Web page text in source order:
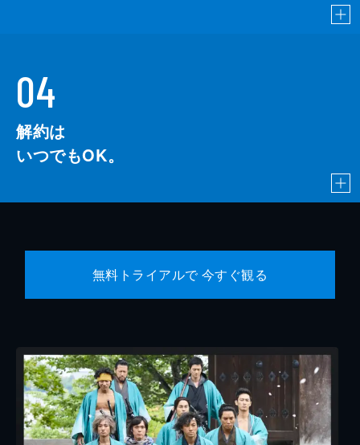
04
解約は
いつでもOK。
無料トライアルで 今すぐ観る